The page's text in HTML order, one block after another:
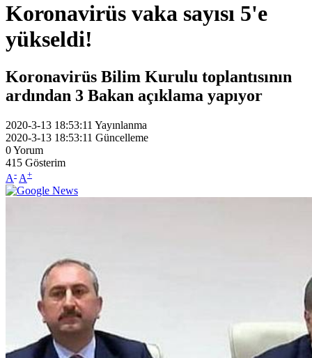
Koronavirüs vaka sayısı 5'e
yükseldi!
Koronavirüs Bilim Kurulu toplantısının
ardından 3 Bakan açıklama yapıyor
2020-3-13 18:53:11 Yayınlanma
2020-3-13 18:53:11 Güncelleme
0Yorum
415 Gösterim
A- A+